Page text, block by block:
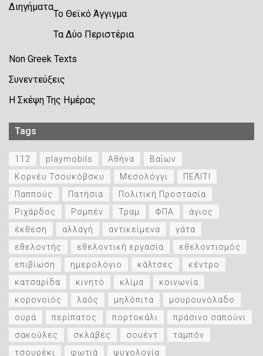
Διηγήματα
Το Θεϊκό Άγγιγμα
Τα Δύο Περιστέρια
Non Greek Texts
Συνεντεύξεις
Η Σκέψη Της Ημέρας
Tags
112 playmobils Αθήνα
Βαΐων
Κορνέυ Τσουκόβσκυ
Μεσολόγγι
ΠΕΛΙΤΙ
Παππούς
Πατήσια
Πολιτική Προστασία
Ριχάρδος
Ρομπέν Τραμ ΦΠΑ
άγιος
έκθεση
αλλαγή αντικείμενα
γάτα
εθελοντής
εθελοντική εργασία
εθελοντισμός
επιβίωση
ημερολόγιο κάλτσες
κέντρο
κατσαρίδα
κινητό κλίμα
κοινωνία
κορονοϊός
λαός μηλόπιτα
μουρουνόλαδο
ουρά
περίπατος πορτοκάλι
πράσινο σαπούνι
σακούλες
σκλάβες σουέντ
ταμπόν
τσουρέκι
φωτιά ψυχολογία